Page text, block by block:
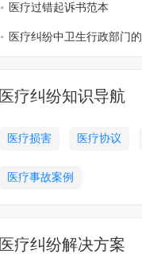
务，如投诉
医疗过错起诉书范本
医疗纠纷中卫生行政部门
医疗纠纷知识导航
医疗损害 医疗协议
医疗事故案例
医疗纠纷解决方案